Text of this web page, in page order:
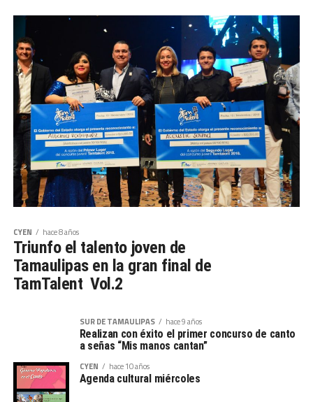
CYEN hace 8 años
Triunfo el talento joven de
Tamaulipas en la gran final de
TamTalent Vol.2
SUR DE TAMAULIPAS hace 9 años
Realizan con éxito el primer concurso de canto
a señas “Mis manos cantan”
CYEN hace 10 años
Agenda cultural miércoles